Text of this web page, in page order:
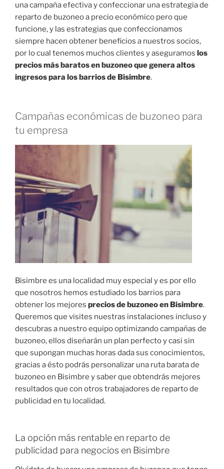
una campaña efectiva y confeccionar una estrategia de
reparto de buzoneo a precio económico pero que
funcione, y las estrategias que confeccionamos
siempre hacen obtener beneficios a nuestros socios,
por lo cual tenemos muchos clientes y aseguramos los
precios más baratos en buzoneo que genera altos
ingresos para los barrios de Bisimbre.
Campañas económicas de buzoneo para
tu empresa
Bisimbre es una localidad muy especial y es por ello
que nosotros hemos estudiado los barrios para
obtener los mejores precios de buzoneo en Bisimbre.
Queremos que visites nuestras instalaciones incluso y
descubras a nuestro equipo optimizando campañas de
buzoneo, ellos diseñarán un plan perfecto y casi sin
que supongan muchas horas dada sus conocimientos,
gracias a ésto podrás personalizar una ruta barata de
buzoneo en Bisimbre y saber que obtendrás mejores
resultados que con otros trabajadores de reparto de
publicidad en tu localidad.
La opción más rentable en reparto de
publicidad para negocios en Bisimbre